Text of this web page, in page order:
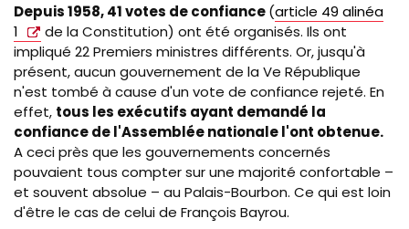
Depuis 1958, 41 votes de confiance(article 49 alinéa
1
de la Constitution) ont été organisés. Ils ont
impliqué 22 Premiers ministres différents. Or, jusqu'à
présent, aucun gouvernement de la Ve République
n'est tombé à cause d'un vote de confiance rejeté. En
effet, tous les exécutifs ayant demandé la
confiance de l'Assemblée nationale l'ont obtenue.
A ceci près que les gouvernements concernés
pouvaient tous compter sur une majorité confortable –
et souvent absolue – au Palais-Bourbon. Ce qui est loin
d'être le cas de celui de François Bayrou.